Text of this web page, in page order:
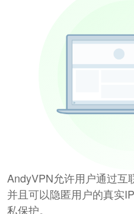
AndyVPN允许用户通过互
并且可以隐匿用户的真实
私保护。